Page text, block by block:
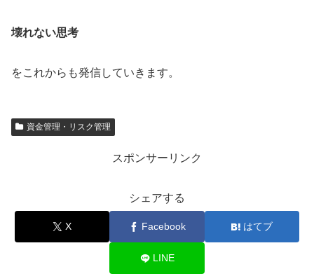
壊れない思考
をこれからも発信していきます。
資金管理・リスク管理
スポンサーリンク
シェアする
X Facebook はてブ
LINE